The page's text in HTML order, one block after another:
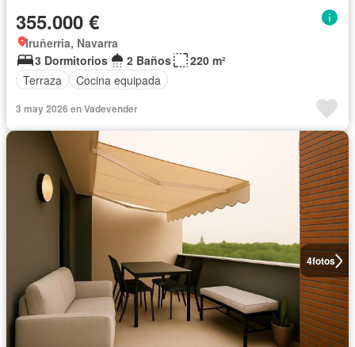
355.000 €
Iruñerria, Navarra
3 Dormitorios
2 Baños
220 m²
Terraza
Cocina equipada
3 may 2026 en Vadevender
4fotos